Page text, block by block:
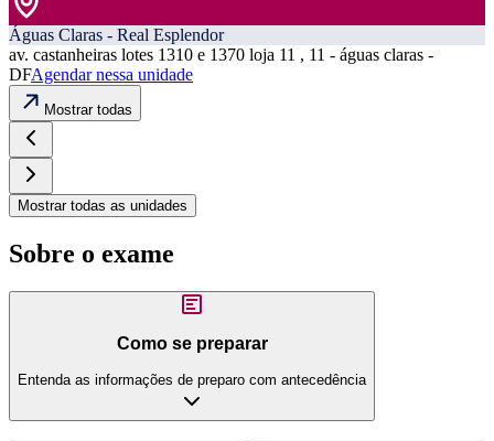
Águas Claras - Real Esplendor
av. castanheiras lotes 1310 e 1370 loja 11 , 11 - águas claras -
DFAgendar nessa unidade
Mostrar todas
Mostrar todas as unidades
Sobre o exame
Como se preparar
Entenda as informações de preparo com antecedência